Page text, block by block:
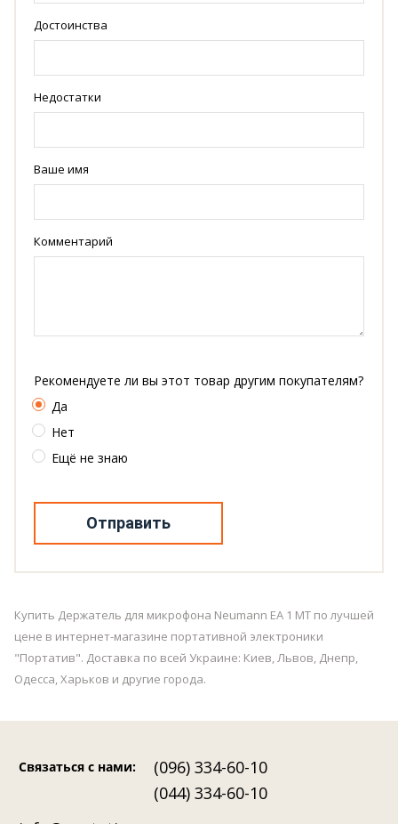
Достоинства
Недостатки
Ваше имя
Комментарий
Рекомендуете ли вы этот товар другим покупателям?
Да
Нет
Ещё не знаю
Отправить
Купить Держатель для микрофона Neumann EA 1 MT по лучшей
цене в интернет-магазине портативной электроники
"Портатив". Доставка по всей Украине: Киев, Львов, Днепр,
Одесса, Харьков и другие города.
Связаться с нами:
(096) 334-60-10
(044) 334-60-10